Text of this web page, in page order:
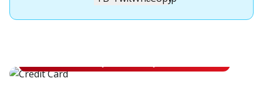
Apply Kartu Kredit OCBC NISP